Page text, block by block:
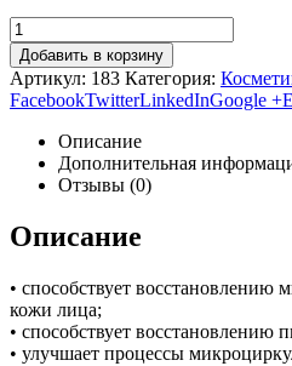
Добавить в корзину
Артикул: 183 Категория:
FacebookTwitterLinkedInGoogle +
Описание
Дополнительная
Отзывы (0)
Описание
• способствует восстановлению
кожи лица;
• способствует
• улучшает процессы